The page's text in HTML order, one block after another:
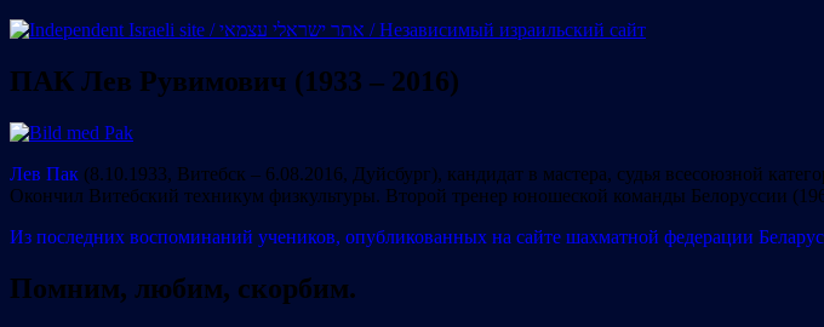
ПАК Лев Рувимович (1933 – 2016)
Лев Пак (8.10.1933, Витебск – 6.08.2016, Дуйсбург), кандидат в мастера, судья всесоюзной
Окончил Витебский техникум физкультуры. Второй тренер юношеской команды Белоруссии
Из последних воспоминаний учеников, опубликованных на сайте шахматной федерации
Помним, любим, скорбим.